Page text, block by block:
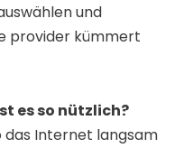
und
provider kümmert
es so nützlich?
das Internet langsam